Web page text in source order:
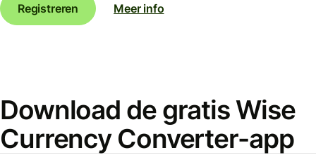
Registreren
Meer info
Download de gratis Wise
Currency Converter-app